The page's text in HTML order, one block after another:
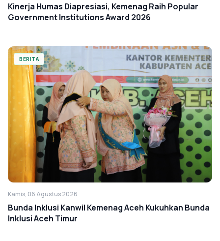
Kinerja Humas Diapresiasi, Kemenag Raih Popular
Government Institutions Award 2026
BERITA
Kamis, 06 Agustus 2026
Bunda Inklusi Kanwil Kemenag Aceh Kukuhkan Bunda
Inklusi Aceh Timur